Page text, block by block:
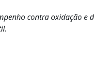
contra oxidação e